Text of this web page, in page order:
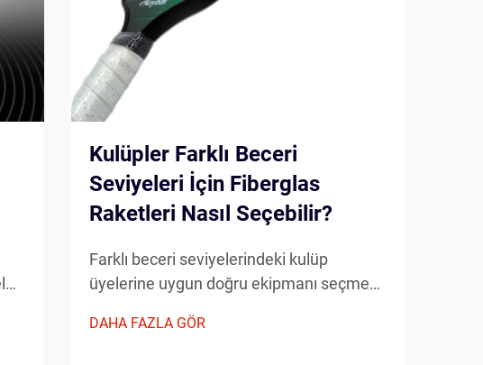
Kulüpler Farklı Beceri
Seviyeleri İçin Fiberglas
Raketleri Nasıl Seçebilir?
Farklı beceri seviyelerindeki kulüp
üyelerine uygun doğru ekipmanı seçmek,
maliyet etkinliğinin dikkatlice
DAHA FAZLA GÖR